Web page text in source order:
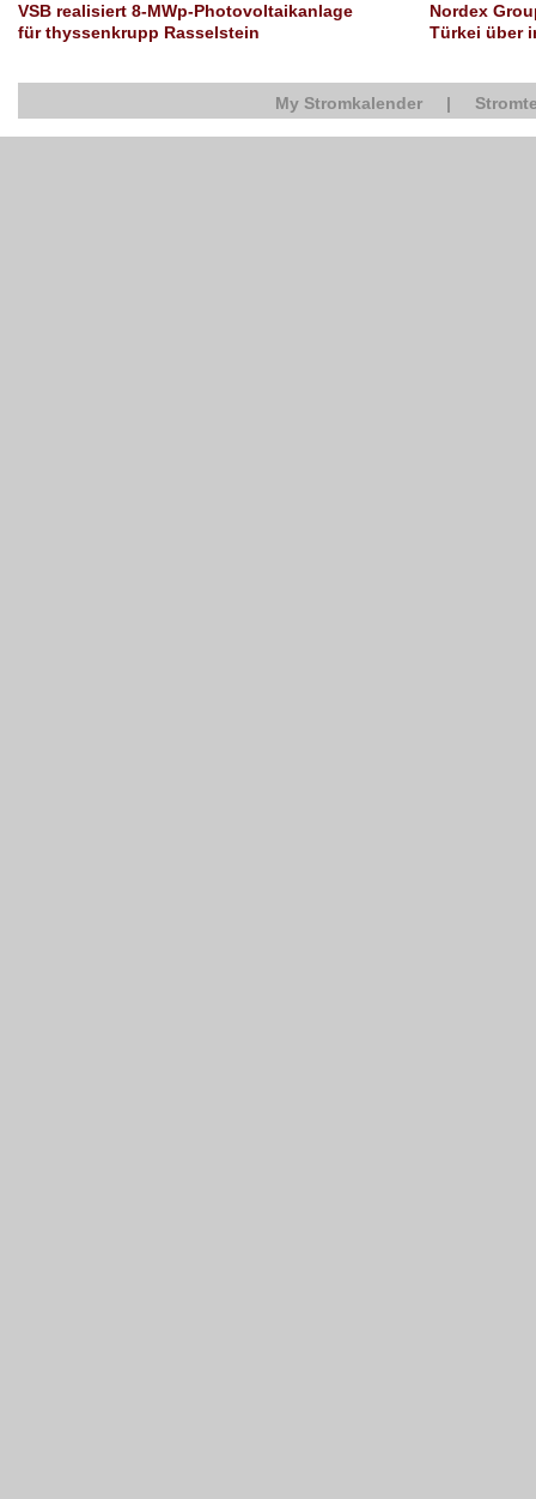
VSB realisiert 8-MWp-Photovoltaikanlage
für thyssenkrupp Rasselstein
Nordex
Türkei über
My Stromkalender |